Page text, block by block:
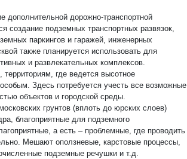
дополнительной дорожно-транспортной
создание подземных транспортных развязок,
паркингов и гаражей, инженерных
также планируется использовать для
и развлекательных комплексов.
где ведется высотное
Здесь потребуется учесть все возможные
объектов и городской среды.
грунтов (вплоть до юрских слоев)
благоприятные для подземного
а есть – проблемные, где проводить
Мешают оползневые, карстовые процессы,
подземные речушки и т.д.